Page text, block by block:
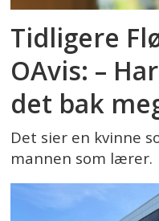
Tidligere
OAvis: –
det bak
Det sier en kvinne
mannen som lærer.